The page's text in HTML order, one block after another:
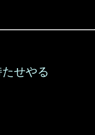
せやる